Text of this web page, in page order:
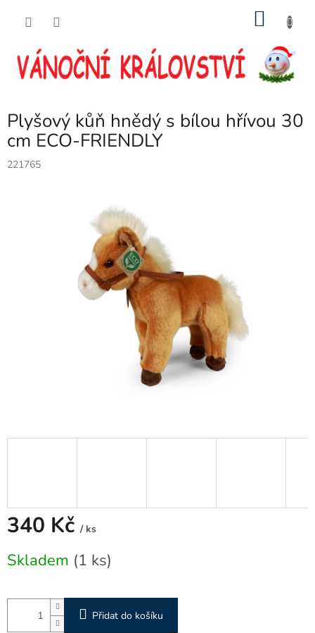
Plyšový kůň hnědý s bílou hřívou 30
cm ECO-FRIENDLY
221765
340 Kč / ks
cena:
Skladem (1 ks)
Přidat do košíku